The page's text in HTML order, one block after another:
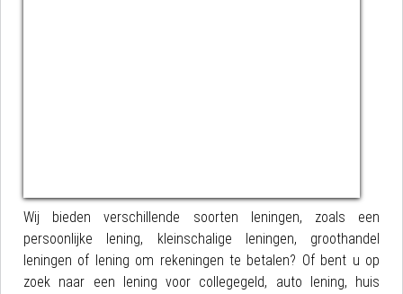
Wij bieden verschillende soorten leningen, zoals een
persoonlijke lening, kleinschalige leningen, groothandel
leningen of lening om rekeningen te betalen? Of bent u op
zoek naar een lening voor collegegeld, auto lening, huis